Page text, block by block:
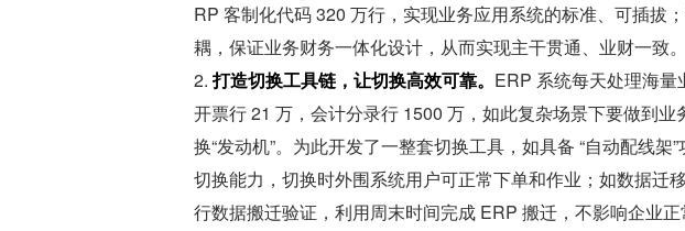
RP 客制化代码 320 万行，实现业务应用系统的标准、可插拔
耦，保证业务财务一体化设计，从而实现主干贯通、业财一致。
2. 打造切换工具链，让切换高效可靠。 ERP 系统每天处理海
开票行 21 万，会计分录行 1500 万，如此复杂场景下要做到
换“发动机”。为此开发了一整套切换工具，如具备 “自动配线
切换能力，切换时外围系统用户可正常下单和作业；如数据迁
行数据搬迁验证，利用周末时间完成 ERP 搬迁，不影响企业正